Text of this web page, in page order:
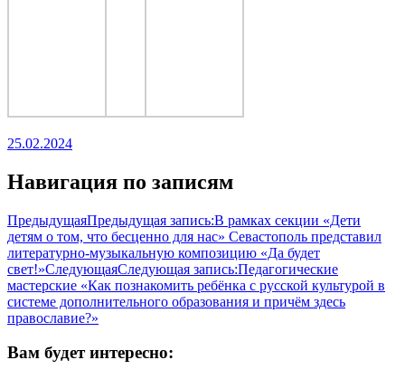
25.02.2024
Навигация по записям
ПредыдущаяПредыдущая запись:В рамках секции «Дети
детям о том, что бесценно для нас» Севастополь представил
литературно-музыкальную композицию «Да будет
свет!»СледующаяСледующая запись:Педагогические
мастерские «Как познакомить ребёнка с русской культурой в
системе дополнительного образования и причём здесь
православие?»
Вам будет интересно: